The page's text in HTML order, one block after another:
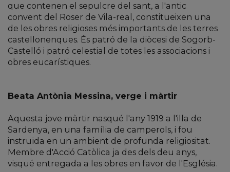
que contenen el sepulcre del sant, a l'antic
convent del Roser de Vila-real, constitueixen una
de les obres religioses més importants de les terres
castellonenques. És patró de la diòcesi de Sogorb-
Castelló i patró celestial de totes les associacions i
obres eucarístiques.
Beata Antònia Messina, verge i màrtir
Aquesta jove màrtir nasqué l'any 1919 a l'illa de
Sardenya, en una família de camperols, i fou
instruïda en un ambient de profunda religiositat.
Membre d'Acció Catòlica ja des dels deu anys,
visqué entregada a les obres en favor de l'Església.